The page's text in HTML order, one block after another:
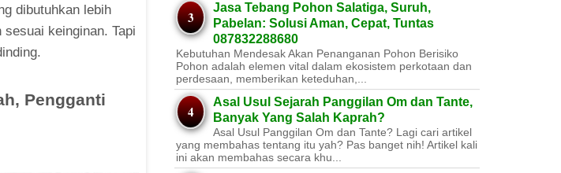
dibutuhkan lebih
keinginan. Tapi
Pengganti
Jasa Tebang Pohon Salatiga, Suruh,
Pabelan: Solusi Aman, Cepat, Tuntas
087832288680
Kebutuhan Mendesak Akan Penanganan Pohon Berisiko ​
Pohon adalah elemen vital dalam ekosistem perkotaan dan
perdesaan, memberikan keteduhan,...
Asal Usul Sejarah Panggilan Om dan Tante,
Banyak Yang Salah Kaprah?
Asal Usul Panggilan Om dan Tante? Lagi cari artikel
yang membahas tentang itu yah? Pas banget nih! Artikel kali
ini akan membahas secara khu...